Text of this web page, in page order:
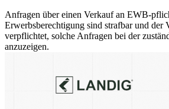
Anfragen über einen Verkauf an EWB-
Erwerbsberechtigung sind strafbar und der
verpflichtet, solche Anfragen bei der
anzuzeigen.